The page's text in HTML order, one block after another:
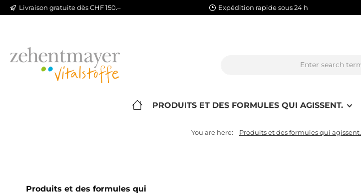
to main content
Skip to search
Skip to main navigation
Livraison gratuite dès CHF 150.– Expédition rapide sous 24 h
PRODUITS ET DES FORMULES QUI AGISSENT.
You are here: Produits et des formules qui agissent.
Produits et des formules qui